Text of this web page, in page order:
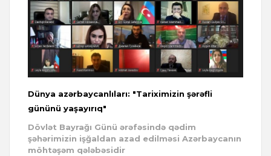
Dünya azərbaycanlıları: "Tariximizin şərəfli
gününü yaşayırıq"
Dövlət Bayrağı Günü ərəfəsində qədim
şəhərimizin işğaldan azad edilməsi Azərbaycanın
möhtəşəm qələbəsidir